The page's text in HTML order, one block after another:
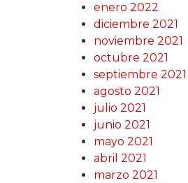
enero 2022
diciembre 2021
noviembre 2021
octubre 2021
septiembre 2021
agosto 2021
julio 2021
junio 2021
mayo 2021
abril 2021
marzo 2021